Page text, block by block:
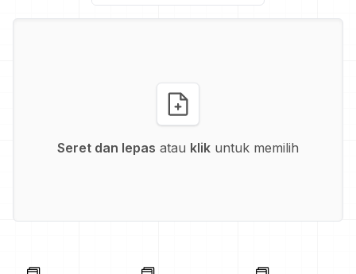
Seret dan lepas atau klik untuk memilih